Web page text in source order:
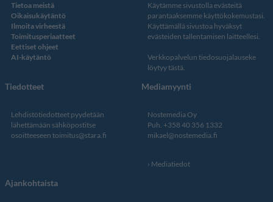
Tietoa meistä
Oikaisukäytäntö
Ilmoita virheestä
Toimitusperiaatteet
Eettiset ohjeet
AI-käytäntö
Käytämme sivustolla evästeitä
parantaaksemme käyttökokemustasi.
Käyttämällä sivustoa hyväksyt
evästeiden tallentamisen laitteellesi.
Verkkopalvelun tiedosuojalauseke
löytyy tästä.
Tiedotteet
Lehdistötiedotteet pyydetään
lähettämään sähköpostitse
osoitteeseen toimitus@stara.fi
Mediamyynti
Nostemedia Oy
Puh. +358 40 356 1332
mikael@nostemedia.fi
Mediatiedot
Ajankohtaista